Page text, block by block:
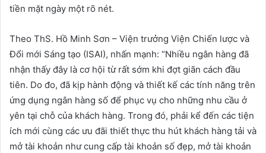
tiền mặt ngày một rõ nét.
Theo ThS. Hồ Minh Sơn – Viện trưởng Viện Chiến lược và
Đổi mới Sáng tạo (ISAI), nhấn mạnh: “Nhiều ngân hàng đã
nhận thấy đây là cơ hội từ rất sớm khi đợt giãn cách đầu
tiên. Do đo, đã kịp hành động và thiết kế các tính năng trên
ứng dụng ngân hàng số để phục vụ cho những nhu cầu ở
yên tại chỗ của khách hàng. Trong đó, phải kể đến các tiện
ích mới cùng các ưu đãi thiết thực thu hút khách hàng tải và
mở tài khoản như cung cấp tài khoản số đẹp, mở tài khoản